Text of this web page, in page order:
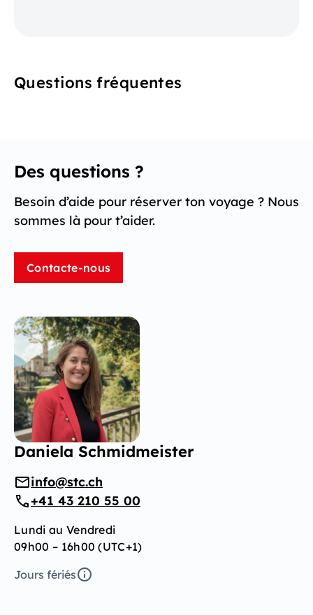
Questions fréquentes
Des questions ?
Besoin d’aide pour réserver ton voyage ? Nous
sommes là pour t’aider.
Contacte-nous
Daniela Schmidmeister
info@stc.ch
+41 43 210 55 00
Lundi au Vendredi
09h00 – 16h00 (UTC+1)
Jours fériés